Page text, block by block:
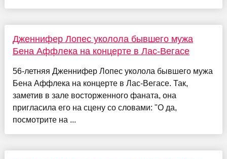
Дженнифер Лопес уколола бывшего мужа
Бена Аффлека на концерте в Лас-Вегасе
56-летняя Дженнифер Лопес уколола бывшего мужа
Бена Аффлека на концерте в Лас-Вегасе. Так,
заметив в зале восторженного фаната, она
пригласила его на сцену со словами: "О да,
посмотрите на ...